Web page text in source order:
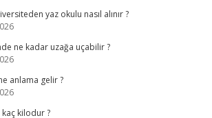
yaz okulu nasıl alınır ?
ne kadar uzağa uçabilir ?
anlama gelir ?
kilodur ?